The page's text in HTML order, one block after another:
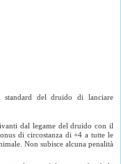
standard del druido di lanciare
dal legame del druido con il
di circostanza di +4 a tutte le
Non subisce alcuna penalità